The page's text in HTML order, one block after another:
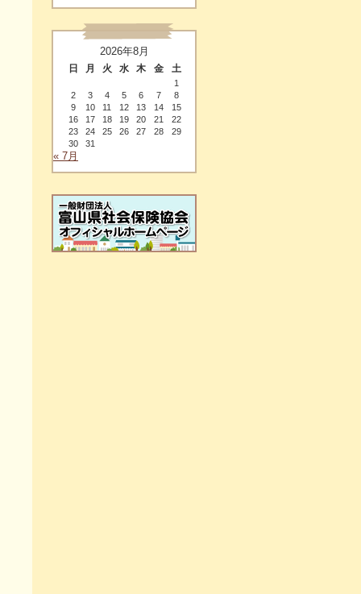
2026年8月
日 月 火 水 木 金 土
1
2
3 4 5 6 7
8
9
10 11 12 13 14
15
16
17 18 19 20 21
22
23
24 25 26 27 28
29
30
31
« 7月